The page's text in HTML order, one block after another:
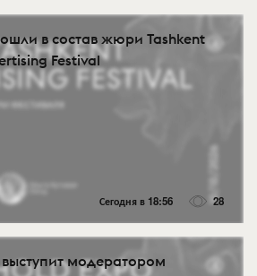
в состав жюри Tashkent
Festival
Сегодня в 18:56 28
модератором